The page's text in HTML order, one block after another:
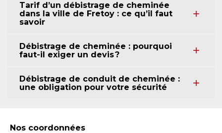
Tarif d’un débistrage de cheminée
dans la ville de Fretoy : ce qu’il faut
savoir
Débistrage de cheminée : pourquoi
faut-il exiger un devis ?
Débistrage de conduit de cheminée :
une obligation pour votre sécurité
Nos coordonnées